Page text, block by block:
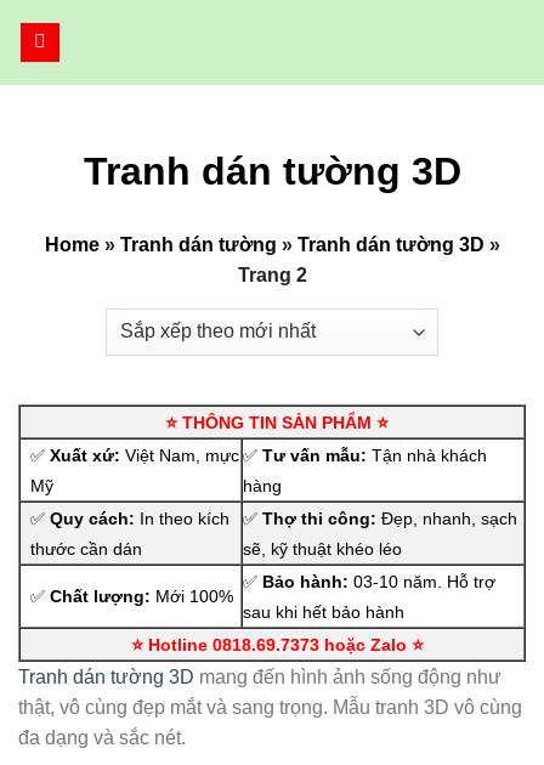
Tranh dán tường 3D
Home» Tranh dán tường » Tranh dán tường 3D »
Trang 2
⭐ THÔNG TIN SẢN PHẨM ⭐
✅ Xuất xứ: Việt Nam, mực
Mỹ
✅ Tư vấn mẫu: Tận nhà khách
hàng
✅ Quy cách: In theo kích
thước cần dán
✅ Thợ thi công: Đẹp, nhanh, sạch
sẽ, kỹ thuật khéo léo
✅ Chất lượng: Mới 100%
✅ Bảo hành: 03-10 năm. Hỗ trợ
sau khi hết bảo hành
⭐ Hotline 0818.69.7373 hoặc Zalo ⭐
Tranh dán tường 3D mang đến hình ảnh sống động như
thật, vô cùng đẹp mắt và sang trọng. Mẫu tranh 3D vô cùng
đa dạng và sắc nét.